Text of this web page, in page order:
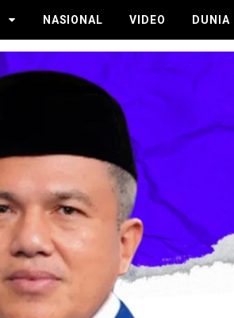
NASIONAL VIDEO DUNIA